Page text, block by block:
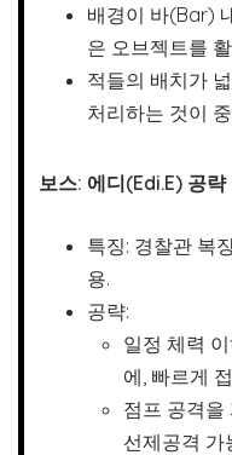
배경이 바(Bar)
은 오브젝트를
적들의 배치가
처리하는 것이
보스: 에디(Edi.E) 공략
특징: 경찰관 복
용.
공략:
일정 체력
에, 빠르게
점프 공격을
선제공격 가